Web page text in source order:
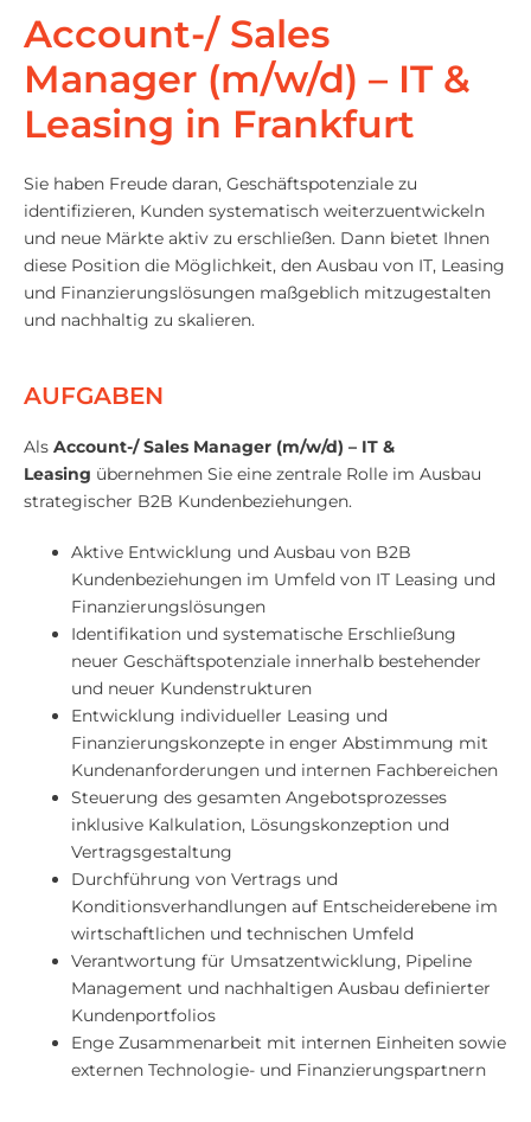
Account-/ Sales
Manager (m/w/d) – IT &
Leasing in Frankfurt
Sie haben Freude daran, Geschäftspotenziale zu
identifizieren, Kunden systematisch weiterzuentwickeln
und neue Märkte aktiv zu erschließen. Dann bietet Ihnen
diese Position die Möglichkeit, den Ausbau von IT, Leasing
und Finanzierungslösungen maßgeblich mitzugestalten
und nachhaltig zu skalieren.
AUFGABEN
Als Account-/ Sales Manager (m/w/d) – IT &
Leasing übernehmen Sie eine zentrale Rolle im Ausbau
strategischer B2B Kundenbeziehungen.
Aktive Entwicklung und Ausbau von B2B
Kundenbeziehungen im Umfeld von IT Leasing und
Finanzierungslösungen
Identifikation und systematische Erschließung
neuer Geschäftspotenziale innerhalb bestehender
und neuer Kundenstrukturen
Entwicklung individueller Leasing und
Finanzierungskonzepte in enger Abstimmung mit
Kundenanforderungen und internen Fachbereichen
Steuerung des gesamten Angebotsprozesses
inklusive Kalkulation, Lösungskonzeption und
Vertragsgestaltung
Durchführung von Vertrags und
Konditionsverhandlungen auf Entscheiderebene im
wirtschaftlichen und technischen Umfeld
Verantwortung für Umsatzentwicklung, Pipeline
Management und nachhaltigen Ausbau definierter
Kundenportfolios
Enge Zusammenarbeit mit internen Einheiten sowie
externen Technologie- und Finanzierungspartnern